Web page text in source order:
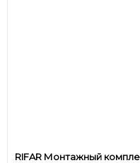
RIFAR Монтажный